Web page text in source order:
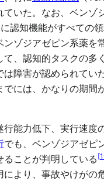
ていた。なお、ベンゾ
認知機能がすべての
ンゾジアゼピン系薬を
て、認知的タスクの多
障害が認められてい
には、かなりの期間
能力低下、実行速度
でも、ベンゾジアゼピ
ことが判明している [
により、事故やけがの